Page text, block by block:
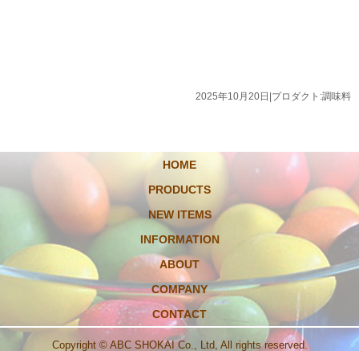
2025年10月20日 プロダクト:調味料
HOME
PRODUCTS
NEW ITEMS
INFORMATION
ABOUT
COMPANY
CONTACT
Copyright © ABC SHOKAI Co., Ltd, All rights reserved.